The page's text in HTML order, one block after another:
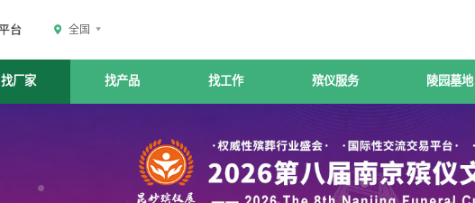
全国
找厂家 找产品 找工作 殡仪服务 陵园墓地